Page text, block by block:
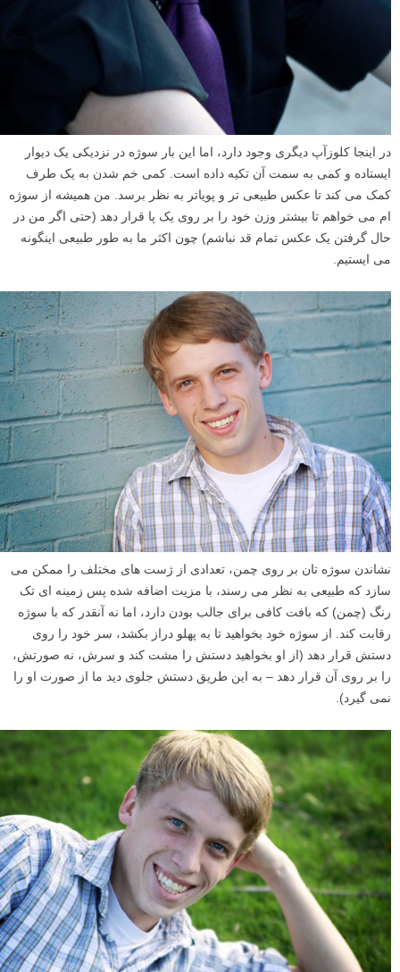
در اینجا کلوزآپ دیگری وجود دارد، اما این بار سوژه در نزدیکی یک دیوار
ایستاده و کمی به سمت آن تکیه داده است. کمی خم شدن به یک طرف
کمک می کند تا عکس طبیعی تر و پویاتر به نظر برسد. من همیشه از سوژه
ام می خواهم تا بیشتر وزن خود را بر روی یک پا قرار دهد (حتی اگر من در
حال گرفتن یک عکس تمام قد نباشم) چون اکثر ما به طور طبیعی اینگونه
می ایستیم.
نشاندن سوژه تان بر روی چمن، تعدادی از ژست های مختلف را ممکن می
سازد که طبیعی به نظر می رسند، با مزیت اضافه شده پس زمینه ای تک
رنگ (چمن) که بافت کافی برای جالب بودن دارد، اما نه آنقدر که با سوژه
رقابت کند. از سوژه خود بخواهید تا به پهلو دراز بکشد، سر خود را روی
دستش قرار دهد (از او بخواهید دستش را مشت کند و سرش، نه صورتش،
را بر روی آن قرار دهد – به این طریق دستش جلوی دید ما از صورت او را
نمی گیرد).